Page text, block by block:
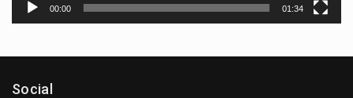
00:00 01:34
Social